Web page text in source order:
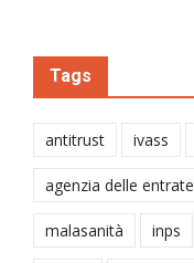
Tags
antitrust ivass
agenzia delle entrate
malasanità inps